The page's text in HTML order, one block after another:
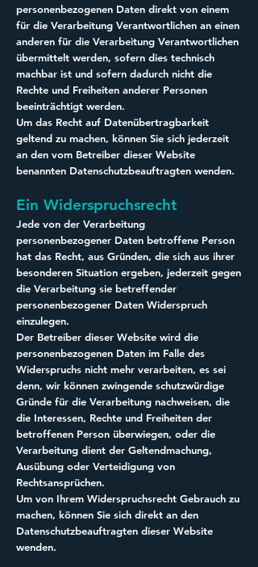
personenbezogenen Daten direkt von einem
für die Verarbeitung Verantwortlichen an einen
anderen für die Verarbeitung Verantwortlichen
übermittelt werden, sofern dies technisch
machbar ist und sofern dadurch nicht die
Rechte und Freiheiten anderer Personen
beeinträchtigt werden.
Um das Recht auf Datenübertragbarkeit
geltend zu machen, können Sie sich jederzeit
an den vom Betreiber dieser Website
benannten Datenschutzbeauftragten wenden.
Ein Widerspruchsrecht
Jede von der Verarbeitung
personenbezogener Daten betroffene Person
hat das Recht, aus Gründen, die sich aus ihrer
besonderen Situation ergeben, jederzeit gegen
die Verarbeitung sie betreffender
personenbezogener Daten Widerspruch
einzulegen.
Der Betreiber dieser Website wird die
personenbezogenen Daten im Falle des
Widerspruchs nicht mehr verarbeiten, es sei
denn, wir können zwingende schutzwürdige
Gründe für die Verarbeitung nachweisen, die
die Interessen, Rechte und Freiheiten der
betroffenen Person überwiegen, oder die
Verarbeitung dient der Geltendmachung,
Ausübung oder Verteidigung von
Rechtsansprüchen.
Um von Ihrem Widerspruchsrecht Gebrauch zu
machen, können Sie sich direkt an den
Datenschutzbeauftragten dieser Website
wenden.